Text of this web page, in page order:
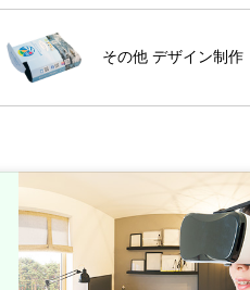
その他 デザイン制作